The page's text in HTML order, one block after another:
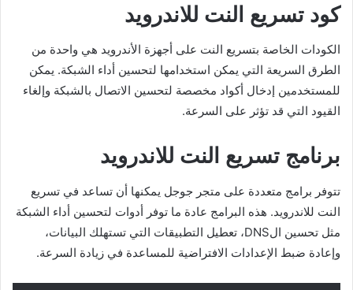
كود تسريع النت للاندرويد
الكودات الخاصة بتسريع النت على أجهزة الأندرويد هي واحدة من
الطرق السريعة التي يمكن استخدامها لتحسين أداء الشبكة. يمكن
للمستخدمين إدخال أكواد مخصصة لتحسين الاتصال بالشبكة وإلغاء
القيود التي قد تؤثر على السرعة.
برنامج تسريع النت للاندرويد
تتوفر برامج متعددة على متجر جوجل يمكنها أن تساعد في تسريع
النت للاندرويد. هذه البرامج عادة ما توفر أدوات لتحسين أداء الشبكة
مثل تحسين الDNS، تعطيل التطبيقات التي تستهلك البيانات،
وإعادة ضبط الإعدادات الافتراضية للمساعدة في زيادة السرعة.